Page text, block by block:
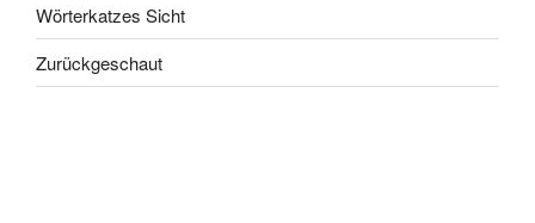
Wörterkatzes Sicht
Zurückgeschaut